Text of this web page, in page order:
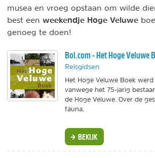
musea en vroeg opstaan om wilde
best een weekendje Hoge Veluwe
genoeg te doen!
Bol.com - Het Hoge Veluwe
Reisgidsen
Het Hoge Veluwe Boek
vanwege het 75-jarig
de Hoge Veluwe. Over de
fauna.
BEKIJK